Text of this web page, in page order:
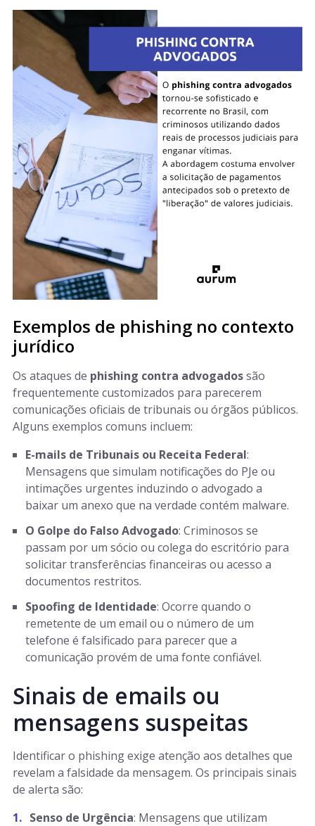
Exemplos de phishing no contexto
jurídico
Os ataques de phishing contra advogadossão
frequentemente customizados para parecerem
comunicações oficiais de tribunais ou órgãos públicos.
Alguns exemplos comuns incluem:
E-mails de Tribunais ou Receita Federal:
Mensagens que simulam notificações do PJe ou
intimações urgentes induzindo o advogado a
baixar um anexo que na verdade contém malware.
O Golpe do Falso Advogado: Criminosos se
passam por um sócio ou colega do escritório para
solicitar transferências financeiras ou acesso a
documentos restritos.
Spoofing de Identidade: Ocorre quando o
remetente de um email ou o número de um
telefone é falsificado para parecer que a
comunicação provém de uma fonte confiável.
Sinais de emails ou
mensagens suspeitas
Identificar o phishing exige atenção aos detalhes que
revelam a falsidade da mensagem. Os principais sinais
de alerta são:
Senso de Urgência: Mensagens que utilizam